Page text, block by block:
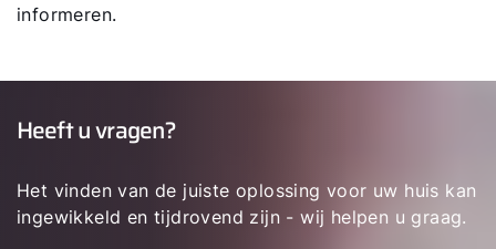
informeren.
Heeft u vragen?
Het vinden van de juiste oplossing voor uw huis kan
ingewikkeld en tijdrovend zijn - wij helpen u graag.